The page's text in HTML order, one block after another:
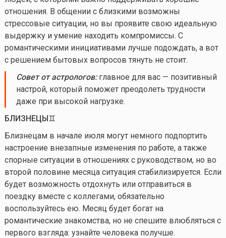
отношения. В общении с близкими возможны
стрессовые ситуации, но вы проявите свою идеальную
выдержку и умение находить компромиссы. С
романтическими инициативами лучше подождать, а вот
с решением бытовых вопросов тянуть не стоит.
Совет от астрологов:главное для вас — позитивный
настрой, который поможет преодолеть трудности
даже при высокой нагрузке.
БЛИЗНЕЦЫ♊️
Близнецам в начале июля могут немного подпортить
настроение внезапные изменения по работе, а также
спорные ситуации в отношениях с руководством, но во
второй половине месяца ситуация стабилизируется. Если
будет возможность отдохнуть или отправиться в
поездку вместе с коллегами, обязательно
воспользуйтесь ею. Месяц будет богат на
романтические знакомства, но не спешите влюбляться с
первого взгляда: узнайте человека получше.